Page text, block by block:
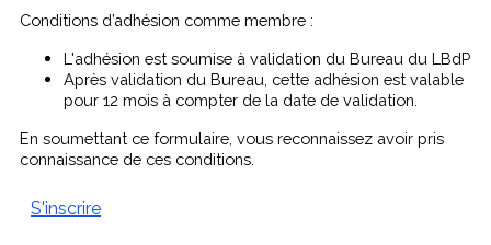
Conditions d’adhésion comme membre :
L'adhésion est soumise à validation du Bureau du LBdP
Après validation du Bureau, cette adhésion est valable
pour 12 mois à compter de la date de validation.
En soumettant ce formulaire, vous reconnaissez avoir pris
connaissance de ces conditions.
S'inscrire